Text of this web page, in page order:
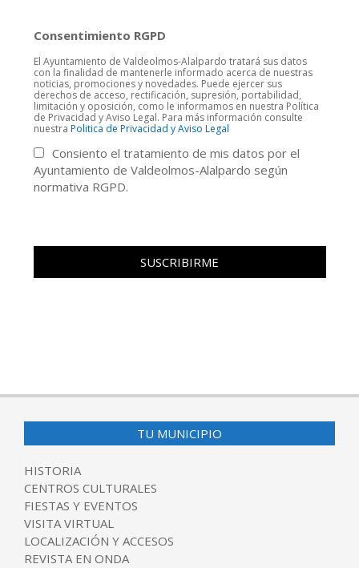
Consentimiento RGPD
El Ayuntamiento de Valdeolmos-Alalpardo tratará sus datos
con la finalidad de mantenerle informado acerca de nuestras
noticias, promociones y novedades. Puede ejercer sus
derechos de acceso, rectificación, supresión, portabilidad,
limitación y oposición, como le informamos en nuestra Política
de Privacidad y Aviso Legal. Para más información consulte
nuestra Politica de Privacidad y Aviso Legal
Consiento el tratamiento de mis datos por el
Ayuntamiento de Valdeolmos-Alalpardo según
normativa RGPD.
TU MUNICIPIO
HISTORIA
CENTROS CULTURALES
FIESTAS Y EVENTOS
VISITA VIRTUAL
LOCALIZACIÓN Y ACCESOS
REVISTA EN ONDA